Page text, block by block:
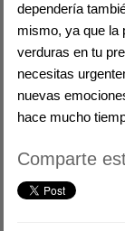
dependería
mismo, ya que la
verduras en tu
necesitas
nuevas
hace mucho
Comparte